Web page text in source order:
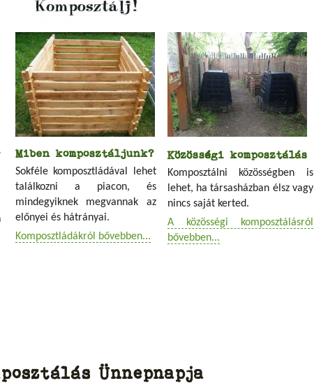
Miben komposztáljunk?
Sokféle komposztládával lehet
találkozni a piacon, és
mindegyiknek megvannak az
előnyei és hátrányai.
Komposztládákról bővebben...
Közösségi komposztálás
Komposztálni közösségben is
lehet, ha társasházban élsz vagy
nincs saját kerted.
A közösségi komposztálásról
bővebben...
Ünnepnapja